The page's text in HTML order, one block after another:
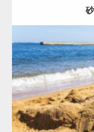
Category:海のマ
ダウン